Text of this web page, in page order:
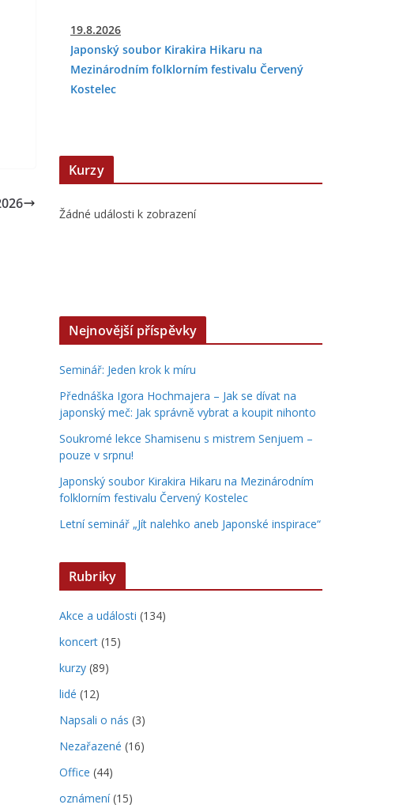
19.8.2026
Japonský soubor Kirakira Hikaru na
Mezinárodním folklorním festivalu Červený
Kostelec
Kurzy
Žádné události k zobrazení
Nejnovější příspěvky
Seminář: Jeden krok k míru
Přednáška Igora Hochmajera – Jak se dívat na
japonský meč: Jak správně vybrat a koupit nihonto
Soukromé lekce Shamisenu s mistrem Senjuem –
pouze v srpnu!
Japonský soubor Kirakira Hikaru na Mezinárodním
folklorním festivalu Červený Kostelec
Letní seminář „Jít nalehko aneb Japonské inspirace“
Rubriky
Akce a události (134)
koncert (15)
kurzy (89)
lidé (12)
Napsali o nás (3)
Nezařazené (16)
Office (44)
oznámení(15)